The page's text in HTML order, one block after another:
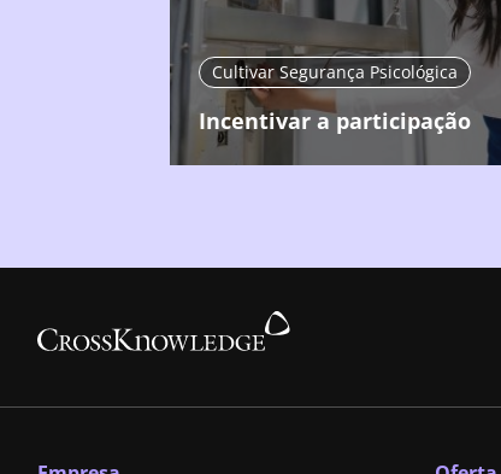
Cultivar Segurança Psicológica
Incentivar a participação